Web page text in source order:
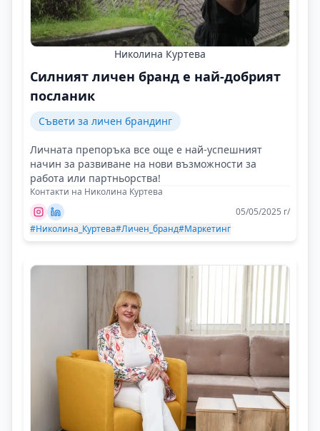
Николина Куртева
Силният личен бранд е най-добрият
посланик
Съвети за личен брандинг
Личната препоръка все още е най-успешният
начин за развиване на нови възможности за
работа или партньорства!
Контакти на Николина Куртева
05/05/2025 г/
#Николина_Куртева#Личен_бранд#Маркетинг